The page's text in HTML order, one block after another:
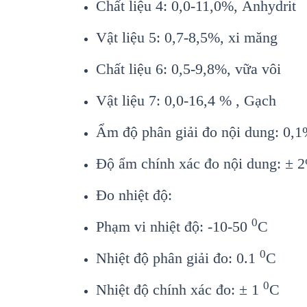
Chất liệu 4: 0,0-11,0%, Anhydrit
Vật liệu 5: 0,7-8,5%, xi măng
Chất liệu 6: 0,5-9,8%, vữa vôi
Vật liệu 7: 0,0-16,4 % , Gạch
Ẩm độ phân giải đo nội dung:
Độ ẩm chính xác đo nội dung: ±
Đo nhiệt độ:
Phạm vi nhiệt độ: -10-50 0C
Nhiệt độ phân giải đo: 0.1 0C
Nhiệt độ chính xác đo: ± 1 0C